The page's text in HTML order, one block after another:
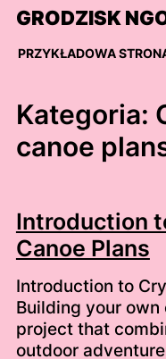
Skip
content
GRODZISK
PRZYKŁADOWA
Kategoria:
canoe
Introduction
Canoe Plans
Introduction to
Building your
project that
outdoor